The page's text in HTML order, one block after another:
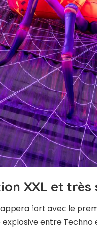
XXL et très
fort avec le
entre Techno